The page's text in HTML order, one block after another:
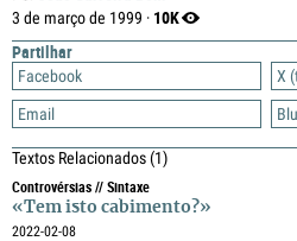
3 de março de 1999 · 10K
Partilhar
Facebook
X
Email
Textos Relacionados(1)
Controvérsias // Sintaxe
«Tem isto cabimento?»
2022-02-08